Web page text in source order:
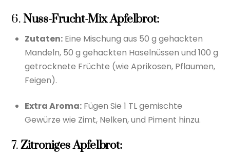
6.Nuss-Frucht-Mix Apfelbrot:
Zutaten: Eine Mischung aus 50 g gehackten
Mandeln, 50 g gehackten Haselnüssen und 100 g
getrocknete Früchte (wie Aprikosen, Pflaumen,
Feigen).
Extra Aroma: Fügen Sie 1 TL gemischte
Gewürze wie Zimt, Nelken, und Piment hinzu.
7.Zitroniges Apfelbrot: